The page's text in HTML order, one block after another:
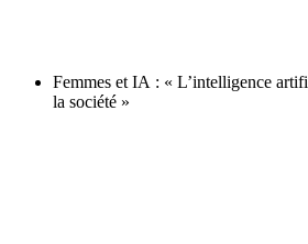
Femmes et IA : « L’intelligence
la société »